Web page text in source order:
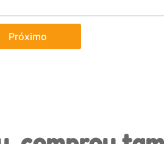
Próximo